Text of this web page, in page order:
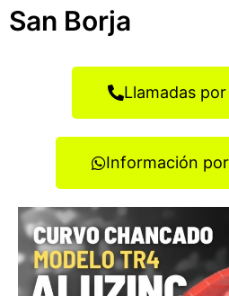
San Borja
Llamadas
Información